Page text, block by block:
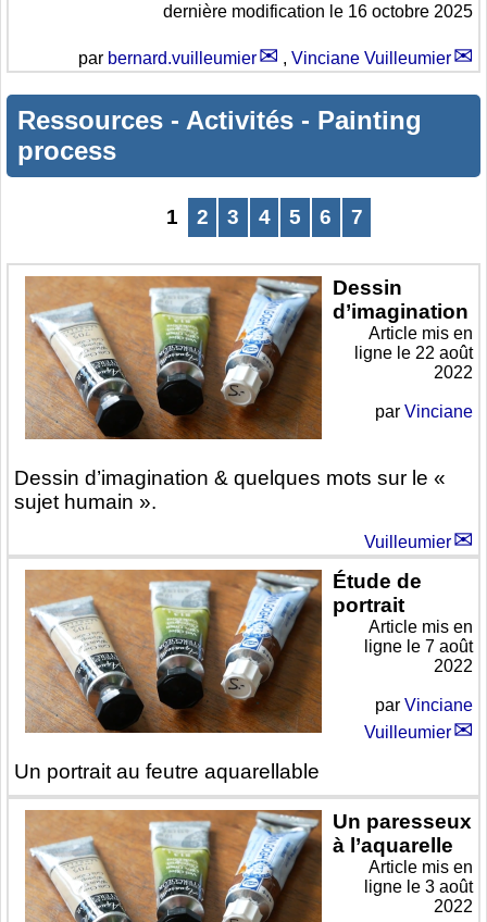
dernière modification le 16 octobre 2025
par bernard.vuilleumier , Vinciane Vuilleumier
Ressources - Activités - Painting
process
1 2 3 4 5 6 7
Dessin
d’imagination
Dessin d’imagination & quelques mots sur le «
sujet humain ».
Article mis en
ligne le 22 août
2022
par Vinciane
Vuilleumier
Étude de
portrait
Un portrait au feutre aquarellable
Article mis en
ligne le 7 août
2022
par Vinciane
Vuilleumier
Un paresseux
à l’aquarelle
Article mis en
ligne le 3 août
2022